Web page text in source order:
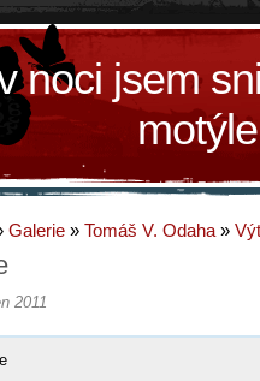
noci jsem
Galerie » Tomáš V. Odaha »
2011